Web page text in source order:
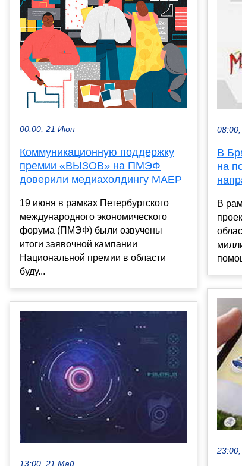
00:00, 21 Июн
Коммуникационную поддержку
премии «ВЫЗОВ» на ПМЭФ
доверили медиахолдингу МАЕР
19 июня в рамках Петербургского
международного экономического
форума (ПМЭФ) были озвучены
итоги заявочной кампании
Национальной премии в области
буду...
13:00, 21 Май
В
на
В